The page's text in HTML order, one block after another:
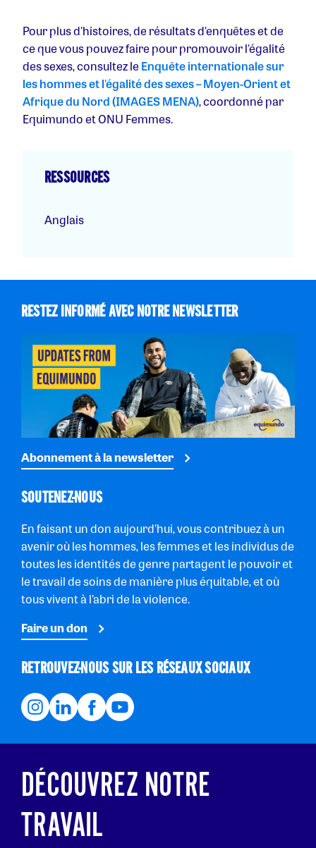
Pour plus d'histoires, de résultats d'enquêtes et de
ce que vous pouvez faire pour promouvoir l'égalité
des sexes, consultez leEnquête internationale sur
les hommes et l'égalité des sexes – Moyen-Orient et
Afrique du Nord (IMAGES MENA), coordonné par
Equimundo et ONU Femmes.
RESSOURCES
Anglais
RESTEZ INFORMÉ AVEC NOTRE NEWSLETTER
Abonnement à la newsletter
SOUTENEZ-NOUS
En faisant un don aujourd’hui, vous contribuez à un
avenir où les hommes, les femmes et les individus de
toutes les identités de genre partagent le pouvoir et
le travail de soins de manière plus équitable, et où
tous vivent à l’abri de la violence.
Faire un don
RETROUVEZ-NOUS SUR LES RÉSEAUX SOCIAUX
DÉCOUVREZ NOTRE
TRAVAIL